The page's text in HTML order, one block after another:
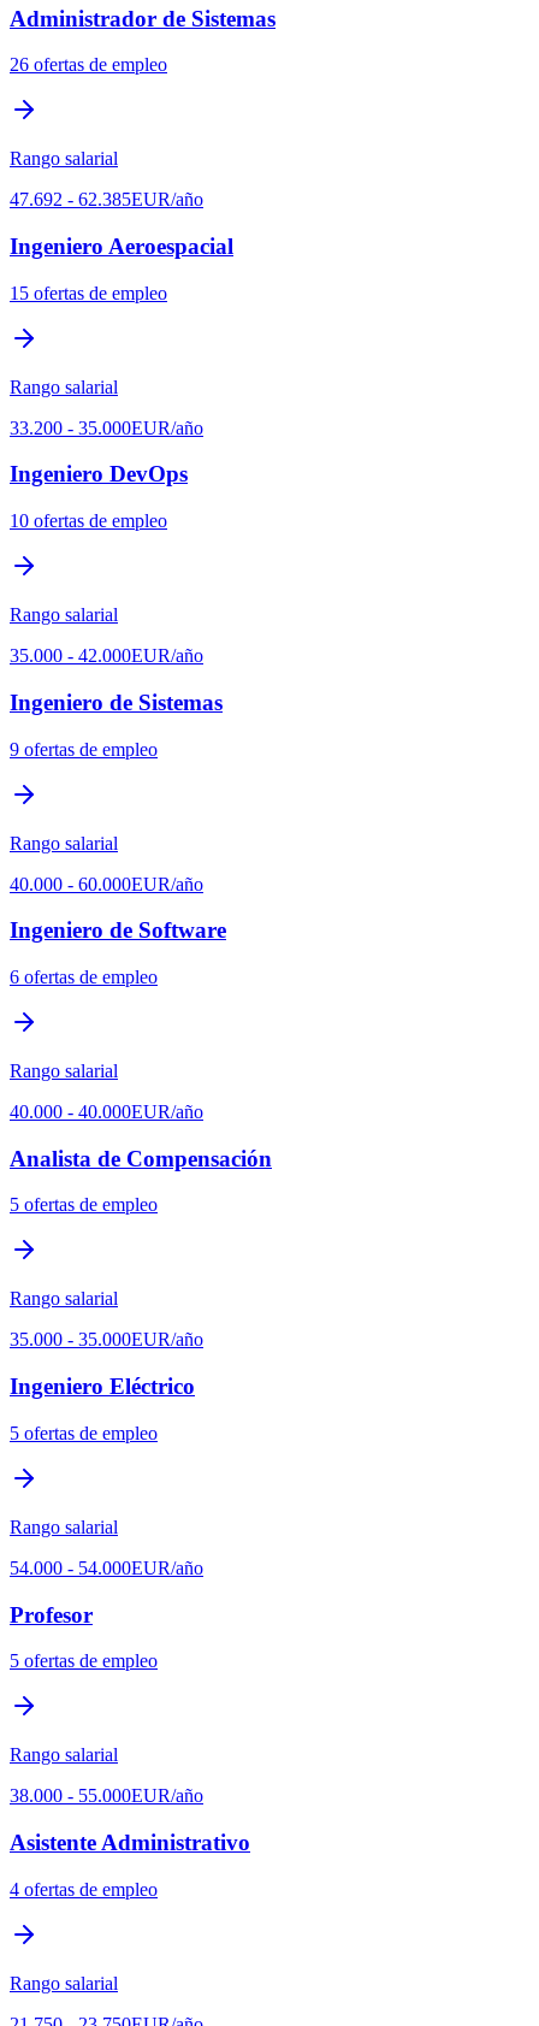
Administrador de Sistemas
26 ofertas de empleo
Rango salarial
47.692 - 62.385EUR/año
Ingeniero Aeroespacial
15 ofertas de empleo
Rango salarial
33.200 - 35.000EUR/año
Ingeniero DevOps
10 ofertas de empleo
Rango salarial
35.000 - 42.000EUR/año
Ingeniero de Sistemas
9 ofertas de empleo
Rango salarial
40.000 - 60.000EUR/año
Ingeniero de Software
6 ofertas de empleo
Rango salarial
40.000 - 40.000EUR/año
Analista de Compensación
5 ofertas de empleo
Rango salarial
35.000 - 35.000EUR/año
Ingeniero Eléctrico
5 ofertas de empleo
Rango salarial
54.000 - 54.000EUR/año
Profesor
5 ofertas de empleo
Rango salarial
38.000 - 55.000EUR/año
Asistente Administrativo
4 ofertas de empleo
Rango salarial